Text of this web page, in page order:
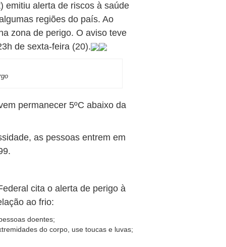
emitiu alerta de riscos à saúde
regiões do país. Ao
zona de perigo. O aviso teve
de sexta-feira (20).
permanecer 5ºC abaixo da
as pessoas entrem em
cita o alerta de perigo à
ao frio:
doentes;
do corpo, use toucas e luvas;